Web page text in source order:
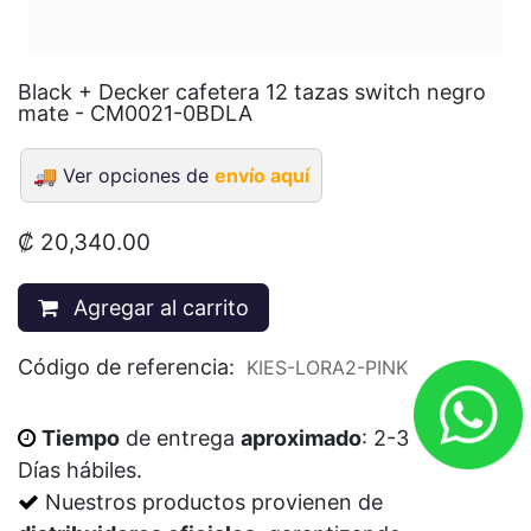
Black + Decker cafetera 12 tazas switch negro
mate - CM0021-0BDLA
🚚 Ver opciones de envío aquí
₡ 20,340.00
Agregar al carrito
Código de referencia: KIES-LORA2-PINK
Tiempo de entrega aproximado: 2-3
Días hábiles.
Nuestros productos provienen de